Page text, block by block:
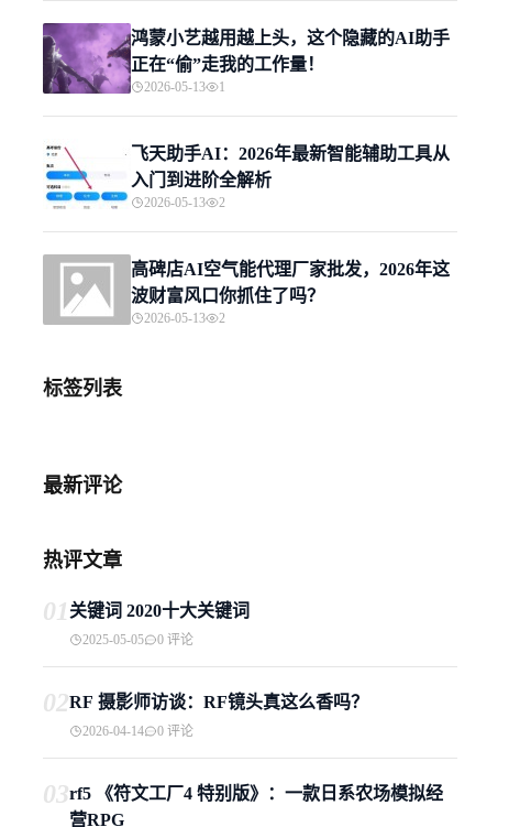
鸿蒙小艺越用越上头，这个隐藏的AI助手
正在“偷”走我的工作量！
2026-05-13 1
飞天助手AI：2026年最新智能辅助工具从
入门到进阶全解析
2026-05-13 2
高碑店AI空气能代理厂家批发，2026年这
波财富风口你抓住了吗？
2026-05-13 2
标签列表
最新评论
热评文章
01关键词 2020十大关键词
2025-05-05 0 评论
02RF 摄影师访谈：RF镜头真这么香吗？
2026-04-14 0 评论
03rf5 《符文工厂4 特别版》：一款日系农场模拟经
营RPG